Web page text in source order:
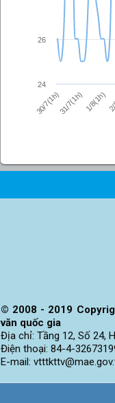
30/7(1h)31/7(1h)1/8(1h)
24
26
© 2008 - 2019
văn quốc gia
Địa chỉ: Tầng 12, Số 24,
Điện thoại: 84-4-
E-mail: